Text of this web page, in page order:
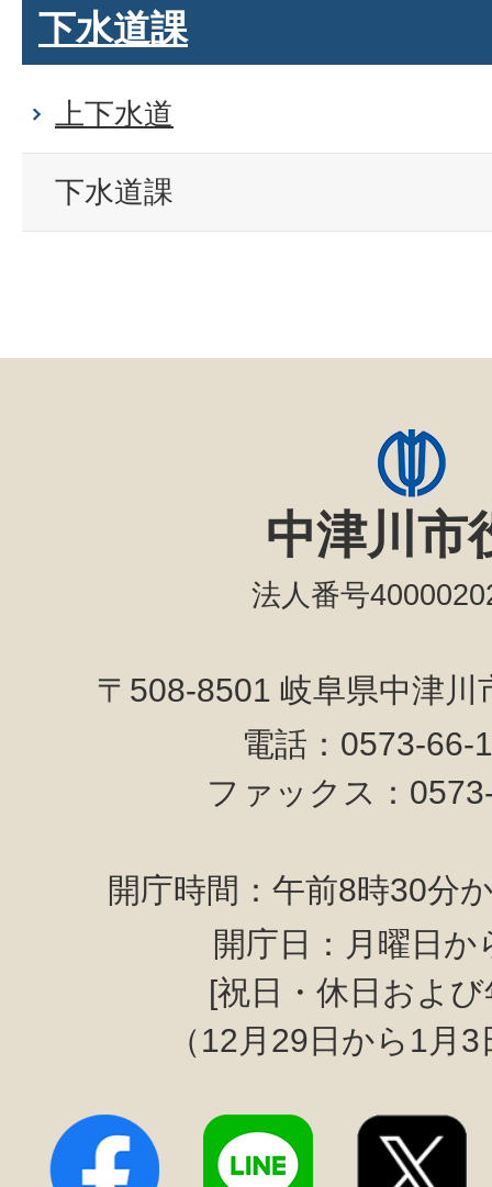
下水道課
上下水道
下水道課
中津川市
法人番号
〒508-8501 岐阜県中津
電話：0573-
ファックス：
開庁時間：午前8時30分
開庁日：月曜日か
[祝日・休日およ
（12月29日から1月